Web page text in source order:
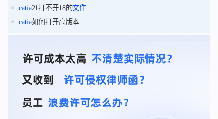
catia21打不开18的文件
catia如何打开高版本